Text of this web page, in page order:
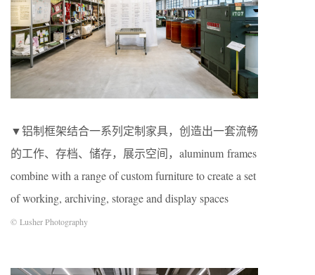
▼铝制框架结合一系列定制家具，创造出一套流畅
的工作、存档、储存，展示空间，aluminum frames
combine with a range of custom furniture to create a set
of working, archiving, storage and display spaces
© Lusher Photography